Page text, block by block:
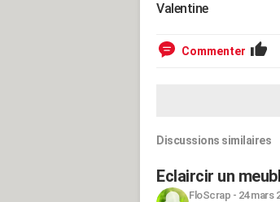
Valentine
Commenter
Discussions similaires
Eclaircir un
FloScrap - 24 mars